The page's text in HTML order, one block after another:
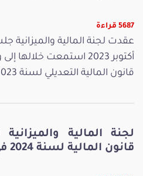
5687 قراءة
أكتوبر 2023 استمعت
قانون المالية التعديلي لسنة 2023. وفي بداية ...
لجنة المالية
قانون المالية لسنة 2024 في صيغته المعدّلة